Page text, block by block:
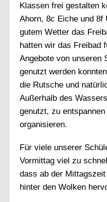
Klassen frei gestalten
Ahorn, 8c Eiche und 8f
gutem Wetter das
hatten wir das Freibad
Angebote von unseren
genutzt werden
die Rutsche und
Außerhalb des
genutzt, zu
organisieren.
Für viele unserer
Vormittag viel zu
dass ab der
hinter den Wolken